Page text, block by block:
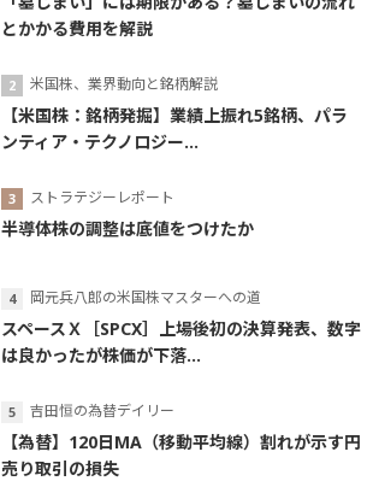
とかかる費用を解説
米国株、業界動向と銘柄解説
【米国株：銘柄発掘】業績上振れ5銘柄、パラ
ンティア・テクノロジー...
ストラテジーレポート
半導体株の調整は底値をつけたか
岡元兵八郎の米国株マスターへの道
スペースＸ［SPCX］上場後初の決算発表、数字
は良かったが株価が下落...
吉田恒の為替デイリー
【為替】120日MA（移動平均線）割れが示す円
売り取引の損失